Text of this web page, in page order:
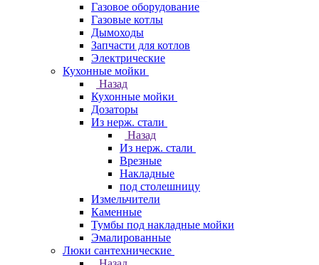
Газовое оборудование
Газовые котлы
Дымоходы
Запчасти для котлов
Электрические
Кухонные мойки
Назад
Кухонные мойки
Дозаторы
Из нерж. стали
Назад
Из нерж. стали
Врезные
Накладные
под столешницу
Измельчители
Каменные
Тумбы под накладные мойки
Эмалированные
Люки сантехнические